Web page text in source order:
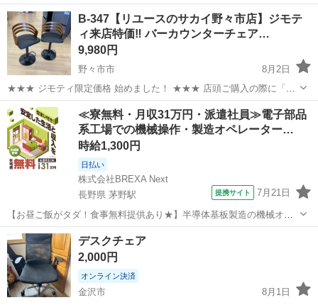
れ入りますが、当方のプロフィール（自己紹介）もお読みいただける
と助かります。＊＊＊ 折りたたみ式 イス １点を提示価格1,000円にて
お...
石川 白山市 美川駅 譲り
B-347【リユースのサカイ野々市店】ジモテ
ィ来店特価‼ バーカウンターチェア…
9,980円
野々市市
8月2日
★★★ ジモティ限定価格 始めました！ ★★★ 店頭ご購入の際に「ジ
モティを見た」と言っていただくと、ジモティ限定価格(表示価格より
7%OFF)でのご購入が可能です。 是非、店頭にてスタッフまでお伝え
くださいませ。 ...
石川 野々市市 椅子 サカイ
≪寮無料・月収31万円・派遣社員≫電子部品
系工場での機械操作・製造オペレーター…
時給1,300円
日払い
株式会社BREXA Next
長野県 茅野駅
提携サイト 7月21日
【お昼ご飯がタダ！食事無料提供あり★】半導体基板製造の機械オペ
レーターや検査作業！未経験活躍中★カップル＆友達同士の応募OK！
赴任旅費会社負担★嬉しい無料送迎◎正社員登用制度あり！マイカー
通勤OK！無料駐車場完備！《長野県茅...
長野 茅野市 茅野駅
デスクチェア
2,000円
オンライン決済
金沢市
8月1日